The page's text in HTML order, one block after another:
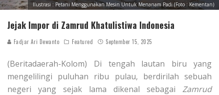
Ilustrasi : Petani Menggunakan Mesin Untuk Menanam Padi (Foto : Kementan)
Jejak Impor di Zamrud Khatulistiwa Indonesia
Fadjar Ari Dewanto Featured September 15, 2025
(Beritadaerah-Kolom) Di tengah lautan biru yang
mengelilingi puluhan ribu pulau, berdirilah sebuah
negeri yang sejak lama dikenal sebagai Zamrud